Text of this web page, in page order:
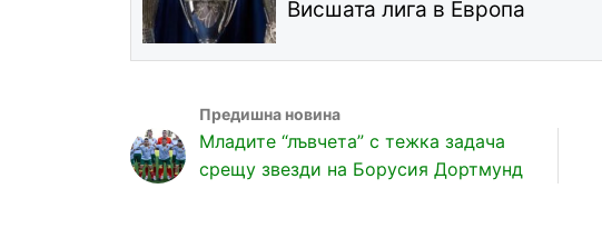
Висшата лига в Европа
Младите “лъвчета” с тежка задача
срещу звезди на Борусия Дортмунд